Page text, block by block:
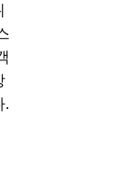
.